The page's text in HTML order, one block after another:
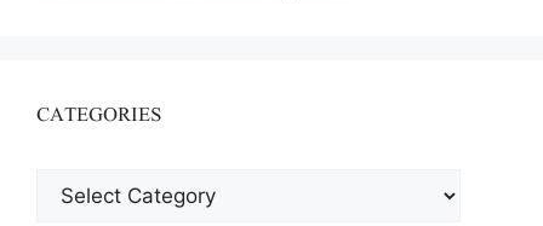
CATEGORIES
CATEGORIES